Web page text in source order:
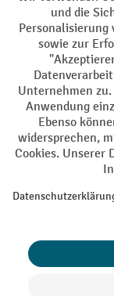
Barrierefreiheit
Alle Preise exkl.
¹ Der Rabatt gilt so
oder Gutscheinen ist
eingelöst werden.
Produktkategorie
Heben | 7% auf